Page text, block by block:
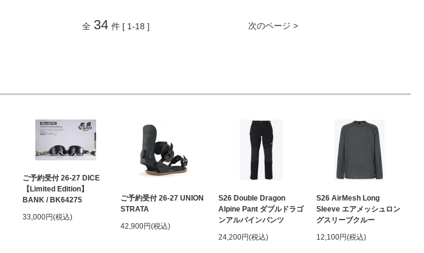
次のページ >
全 34 件 [ 1-18 ]
ご予約受付 26-27 DICE
【Limited Edition】
BANK / BK64275
33,000円(税込)
ご予約受付 26-27 UNION
STRATA
42,900円(税込)
S26 Double Dragon
Alpine Pant ダブルドラゴ
ンアルパインパンツ
24,200円(税込)
S26 AirMesh Long
Sleeve エアメッシュロン
グスリーブクルー
12,100円(税込)